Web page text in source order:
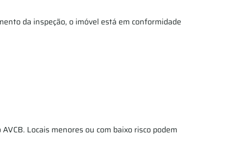
da inspeção, o imóvel está em conformidade
Locais menores ou com baixo risco podem